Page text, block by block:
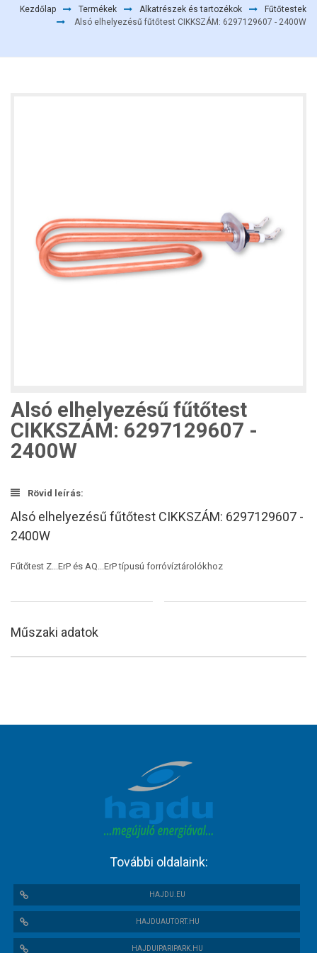
Kezdőlap Termékek Alkatrészek és tartozékok
Fűtőtestek
Alsó elhelyezésű fűtőtest CIKKSZÁM: 6297129607 - 2400W
Alsó elhelyezésű fűtőtest
CIKKSZÁM: 6297129607 -
2400W
Rövid leírás:
Alsó elhelyezésű fűtőtest CIKKSZÁM: 6297129607 -
2400W
Fűtőtest Z...ErP és AQ...ErP típusú forróvíztárolókhoz
Műszaki adatok
További oldalaink:
HAJDU.EU
HAJDUAUTORT.HU
HAJDUIPARIPARK.HU